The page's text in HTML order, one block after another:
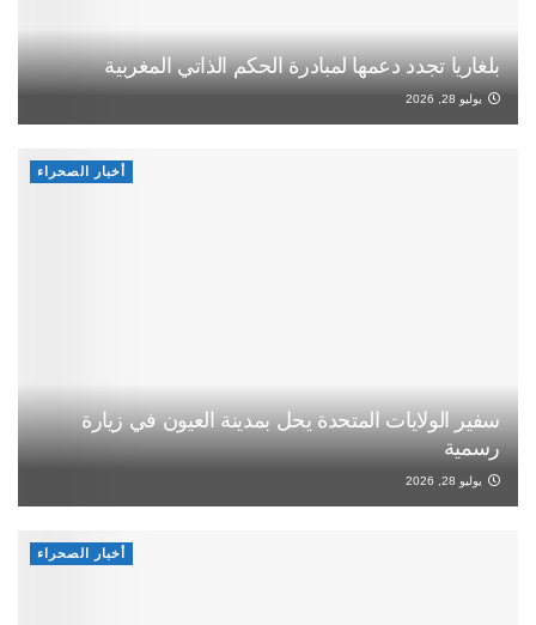
بلغاريا تجدد دعمها لمبادرة الحكم الذاتي المغربية
يوليو 28, 2026
أخبار الصحراء
سفير الولايات المتحدة يحل بمدينة العيون في زيارة
رسمية
يوليو 28, 2026
أخبار الصحراء